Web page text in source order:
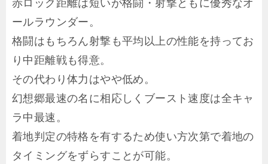
ールラウンダー。
格闘はもちろん射撃も平均以上の性能を持ってお
り中距離戦も得意。
その代わり体力はやや低め。
幻想郷最速の名に相応しくブースト速度は全キャ
ラ中最速。
着地判定の特格を有するため使い方次第で着地の
タイミングをずらすことが可能。